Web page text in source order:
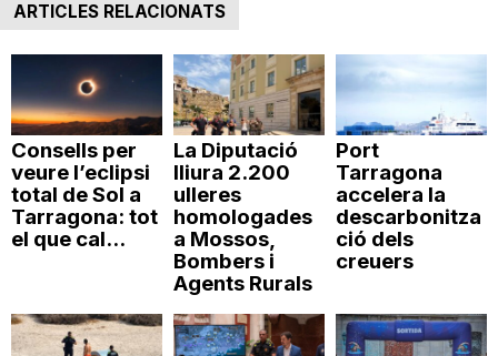
ARTICLES RELACIONATS
Consells per
veure l’eclipsi
total de Sol a
Tarragona: tot
el que cal...
La Diputació
lliura 2.200
ulleres
homologades
a Mossos,
Bombers i
Agents Rurals
Port
Tarragona
accelera la
descarbonitza
ció dels
creuers